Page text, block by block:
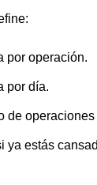
por operación.
por día.
de
ya estás